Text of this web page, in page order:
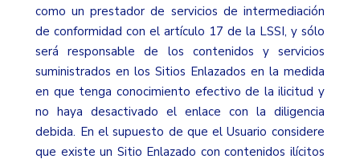
como un prestador de servicios de intermediación
de conformidad con el artículo 17 de la LSSI, y sólo
será responsable de los contenidos y servicios
suministrados en los Sitios Enlazados en la medida
en que tenga conocimiento efectivo de la ilicitud y
no haya desactivado el enlace con la diligencia
debida. En el supuesto de que el Usuario considere
que existe un Sitio Enlazado con contenidos ilícitos